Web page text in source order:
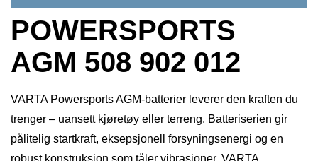
POWERSPORTS
AGM 508 902 012
VARTA Powersports AGM-batterier leverer den kraften du
trenger – uansett kjøretøy eller terreng. Batteriserien gir
pålitelig startkraft, eksepsjonell forsyningsenergi og en